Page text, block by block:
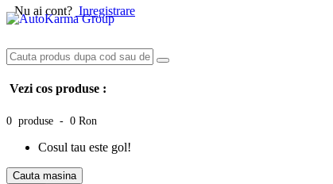
Nu ai cont? Inregistrare
Vezi cos produse :
0 produse - 0 Ron
Cosul tau este gol!
Cauta masina